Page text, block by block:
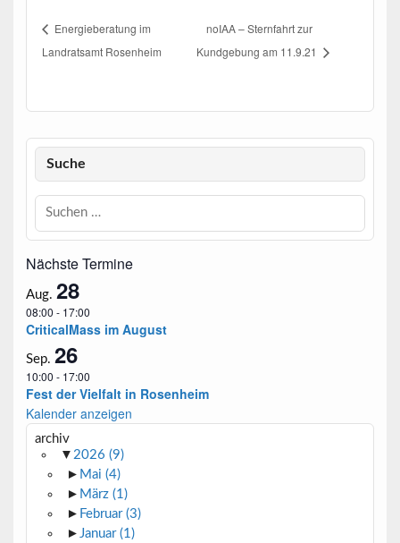
Energieberatung im
Landratsamt Rosenheim
noIAA – Sternfahrt zur
Kundgebung am 11.9.21
Suche
Nächste Termine
Aug. 28
08:00 - 17:00
CriticalMass im August
Sep. 26
10:00 - 17:00
Fest der Vielfalt in Rosenheim
Kalender anzeigen
archiv
▼ 2026 (9)
► Mai(4)
► März(1)
► Februar(3)
► Januar(1)